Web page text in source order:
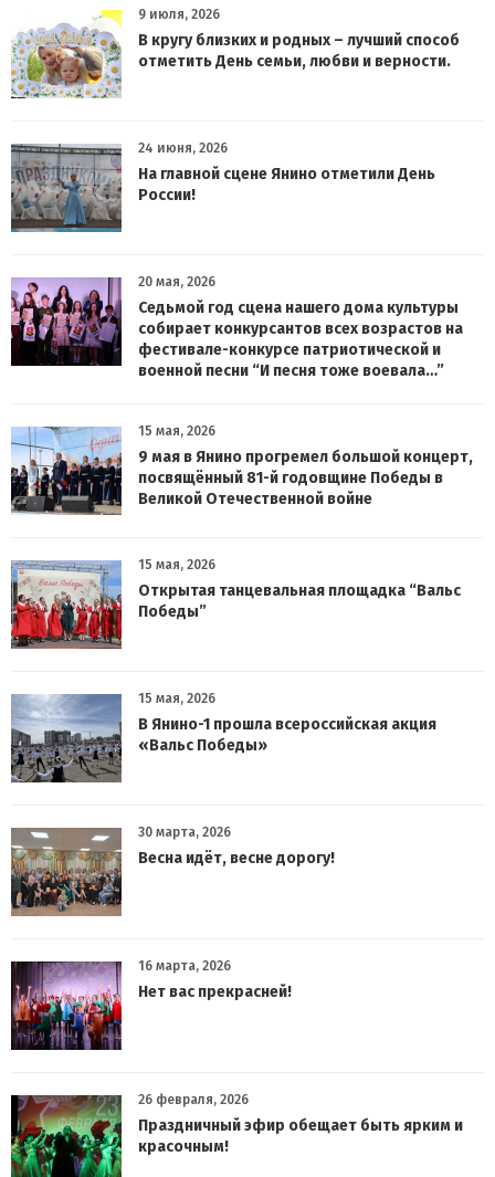
9 июля, 2026
В кругу близких и родных – лучший способ
отметить День семьи, любви и верности.
24 июня, 2026
На главной сцене Янино отметили День
России!
20 мая, 2026
Седьмой год сцена нашего дома культуры
собирает конкурсантов всех возрастов на
фестивале-конкурсе патриотической и
военной песни “И песня тоже воевала…”
15 мая, 2026
9 мая в Янино прогремел большой концерт,
посвящённый 81-й годовщине Победы в
Великой Отечественной войне
15 мая, 2026
Открытая танцевальная площадка “Вальс
Победы”
15 мая, 2026
В Янино-1 прошла всероссийская акция
«Вальс Победы»
30 марта, 2026
Весна идёт, весне дорогу!
16 марта, 2026
Нет вас прекрасней!
26 февраля, 2026
Праздничный эфир обещает быть ярким и
красочным!